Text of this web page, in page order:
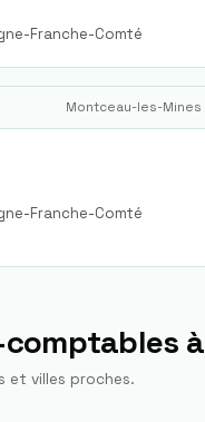
Franche-Comté
Montceau-les-Mines
Franche-Comté
à
et villes proches.